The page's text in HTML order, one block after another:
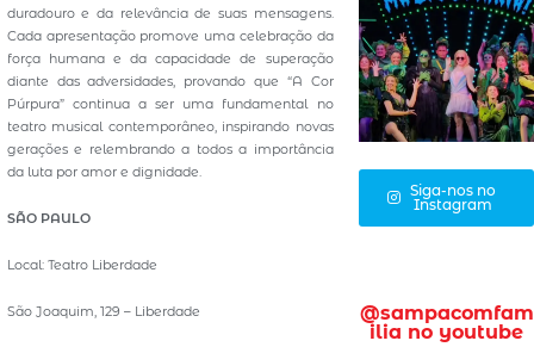
duradouro e da relevância de suas mensagens.
Cada apresentação promove uma celebração da
força humana e da capacidade de superação
diante das adversidades, provando que “A Cor
Púrpura” continua a ser uma fundamental no
teatro musical contemporâneo, inspirando novas
gerações e relembrando a todos a importância
da luta por amor e dignidade.
SÃO PAULO
Local: Teatro Liberdade
São Joaquim, 129 – Liberdade
Siga-nos no
Instagram
@sampacomfam
ilia no youtube